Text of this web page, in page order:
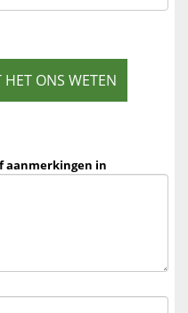
HET ONS WETEN
aanmerkingen in